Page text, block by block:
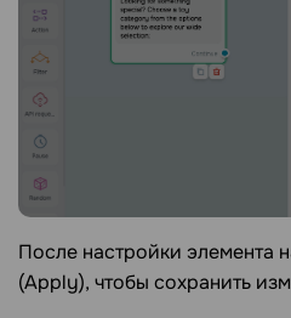
После настройки элемента
(Apply), чтобы сохранить